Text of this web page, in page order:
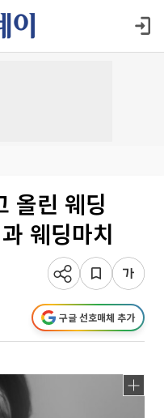
올린 웨딩
웨딩마치
구글 선호매체 추가